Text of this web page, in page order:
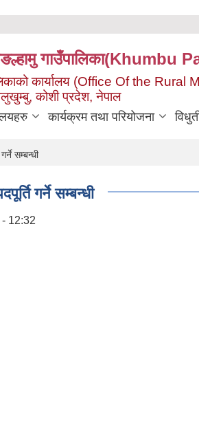
कार्यालय (Office Of the
कोशी प्रदेश, नेपाल
कार्यक्रम तथा परियोजना
सम्बन्धी
गर्ने सम्बन्धी
12:32